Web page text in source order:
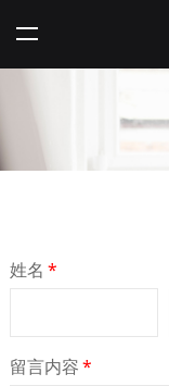
姓名 *
留言内容*